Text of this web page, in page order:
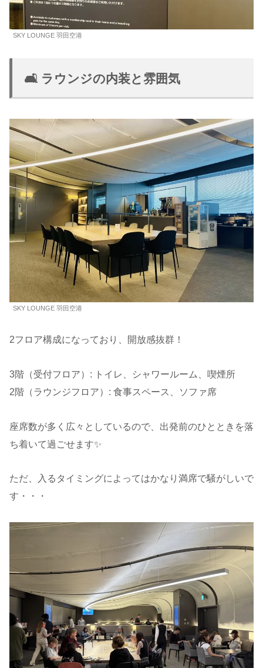
SKY LOUNGE 羽田空港
🛋️ ラウンジの内装と雰囲気
SKY LOUNGE 羽田空港
2フロア構成になっており、開放感抜群！
3階（受付フロア）: トイレ、シャワールーム、喫煙所
2階（ラウンジフロア）: 食事スペース、ソファ席
座席数が多く広々としているので、出発前のひとときを落
ち着いて過ごせます✨
ただ、入るタイミングによってはかなり満席で騒がしいで
す・・・